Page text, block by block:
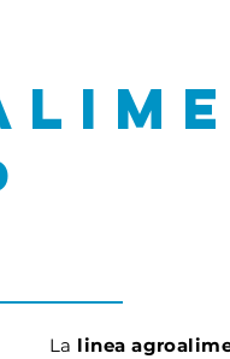
La linea